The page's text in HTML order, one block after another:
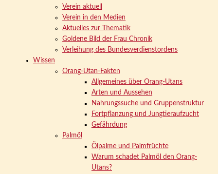
Verein aktuell
Verein in den Medien
Aktuelles zur Thematik
Goldene Bild der Frau Chronik
Verleihung des Bundesverdienstordens
Wissen
Orang-Utan-Fakten
Allgemeines über Orang-Utans
Arten und Aussehen
Nahrungssuche und Gruppenstruktur
Fortpflanzung und Jungtieraufzucht
Gefährdung
Palmöl
Ölpalme und Palmfrüchte
Warum schadet Palmöl den Orang-
Utans?